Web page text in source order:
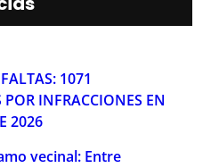
1071
POR INFRACCIONES EN
2026
vecinal: Entre